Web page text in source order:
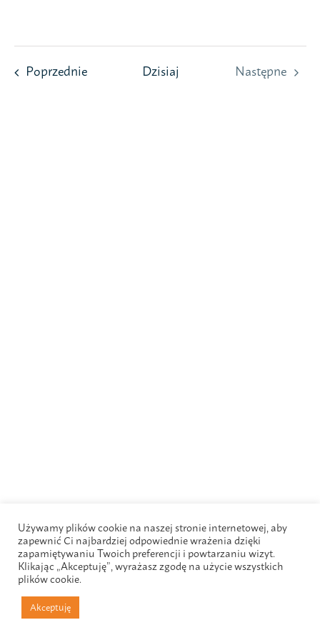
PoprzednieWydarzeniaDzisiaj
Następne
Używamy plików cookie na naszej stronie internetowej, aby
zapewnić Ci najbardziej odpowiednie wrażenia dzięki
zapamiętywaniu Twoich preferencji i powtarzaniu wizyt.
Klikając „Akceptuję”, wyrażasz zgodę na użycie wszystkich
plików cookie.
Akceptuję